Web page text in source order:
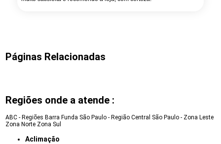
Páginas Relacionadas
Regiões onde a atende :
ABC - Regiões Barra Funda São Paulo - Região Central São Paulo - Zona Leste
Zona Norte Zona Sul
Aclimação